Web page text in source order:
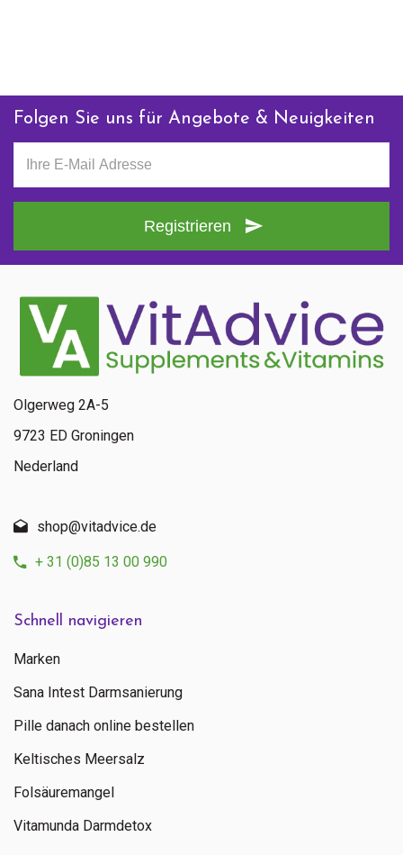
Anfrage zu diesem Produkt
Senden
Kontaktieren Sie uns
Mo - Fr: 09:00 - 16:00
Folgen Sie uns für Angebote & Neuigkeiten
Registrieren
Schnell navigieren
Marken
Sana Intest Darmsanierung
Pille danach online bestellen
Keltisches Meersalz
Folsäuremangel
Vitamunda Darmdetox
Olgerweg 2A-5
9723 ED Groningen
Nederland
shop@vitadvice.de
+ 31 (0)85 13 00 990